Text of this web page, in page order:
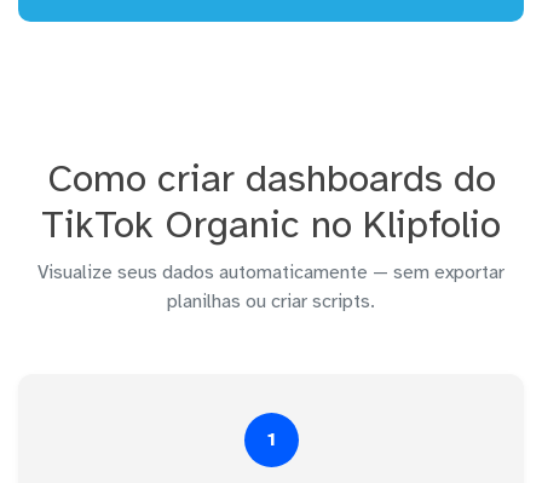
Como criar dashboards do
TikTok Organic no Klipfolio
Visualize seus dados automaticamente — sem exportar
planilhas ou criar scripts.
1